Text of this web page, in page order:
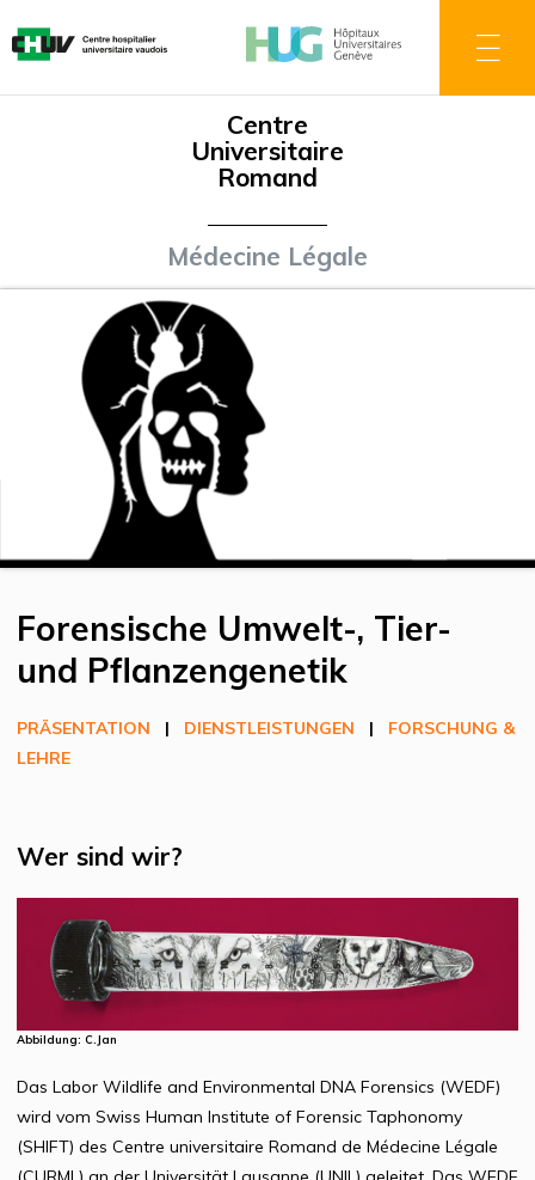
zum
Inhalt
Centre
Universitaire
Romand
Médecine Légale
Forensische Umwelt-, Tier-
und Pflanzengenetik
PRÄSENTATION | DIENSTLEISTUNGEN | FORSCHUNG &
LEHRE
Wer sind wir?
Abbildung: C.Jan
Das Labor Wildlife and Environmental DNA Forensics (WEDF)
wird vom Swiss Human Institute of Forensic Taphonomy
(SHIFT) des Centre universitaire Romand de Médecine Légale